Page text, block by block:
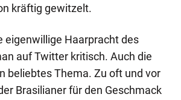
kräftig gewitzelt.
eigenwillige Haarpracht des
auf Twitter kritisch. Auch die
beliebtes Thema. Zu oft und vor
Brasilianer für den Geschmack